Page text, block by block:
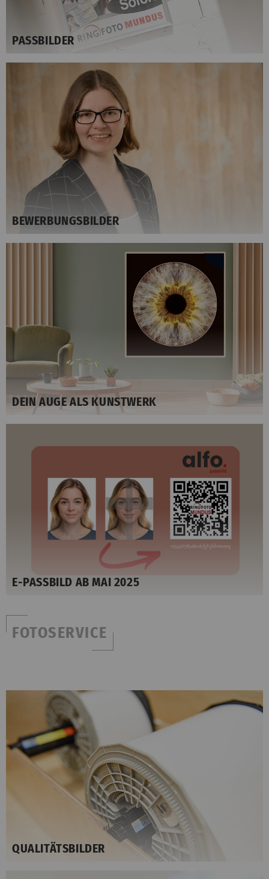
PASSBILDER
BEWERBUNGSBILDER
DEIN AUGE ALS KUNSTWERK
E-PASSBILD AB MAI 2025
FOTOSERVICE
QUALITÄTSBILDER